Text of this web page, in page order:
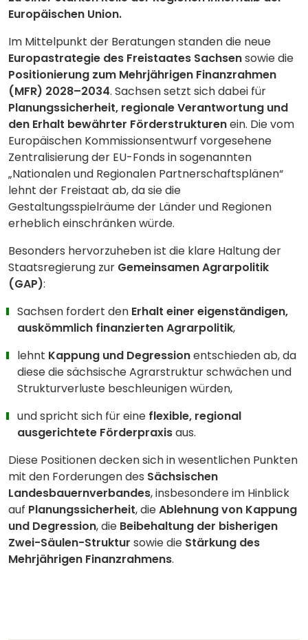
Europäischen Union.
Im Mittelpunkt der Beratungen standen die neue
Europastrategie des Freistaates Sachsensowie die
Positionierung zum Mehrjährigen Finanzrahmen
(MFR) 2028–2034. Sachsen setzt sich dabei für
Planungssicherheit, regionale Verantwortung und
den Erhalt bewährter Förderstrukturenein. Die vom
Europäischen Kommissionsentwurf vorgesehene
Zentralisierung der EU-Fonds in sogenannten
„Nationalen und Regionalen Partnerschaftsplänen“
lehnt der Freistaat ab, da sie die
Gestaltungsspielräume der Länder und Regionen
erheblich einschränken würde.
Besonders hervorzuheben ist die klare Haltung der
Staatsregierung zur Gemeinsamen Agrarpolitik
(GAP):
Sachsen fordert den Erhalt einer eigenständigen,
auskömmlich finanzierten Agrarpolitik,
lehnt Kappung und Degressionentschieden ab, da
diese die sächsische Agrarstruktur schwächen und
Strukturverluste beschleunigen würden,
und spricht sich für eine flexible, regional
ausgerichtete Förderpraxisaus.
Diese Positionen decken sich in wesentlichen Punkten
mit den Forderungen des Sächsischen
Landesbauernverbandes, insbesondere im Hinblick
auf Planungssicherheit, dieAblehnung von Kappung
und Degression, die Beibehaltung der bisherigen
Zwei-Säulen-Struktur sowie die Stärkung des
Mehrjährigen Finanzrahmens.